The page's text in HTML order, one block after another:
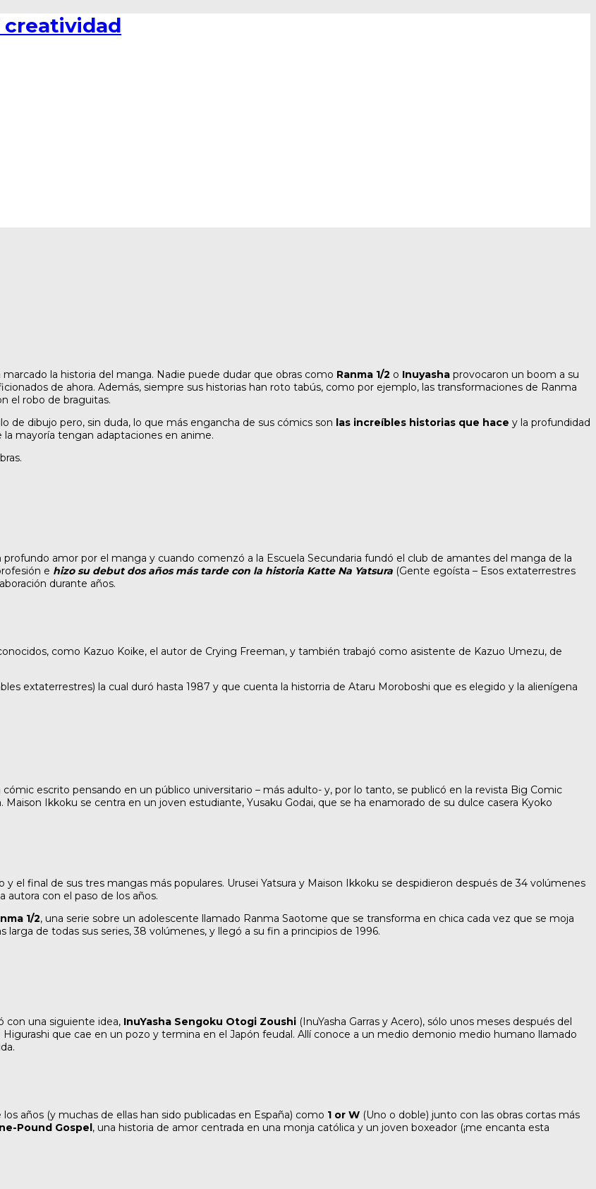
la historia del manga. Nadie puede dudar que obras como Ranma 1/2 o Inuyasha provocaron un boom a su
de ahora. Además, siempre sus historias han roto tabús, como por ejemplo, las transformaciones de Ranma
el robo de braguitas.
de dibujo pero, sin duda, lo que más engancha de sus cómics son las increíbles historias que hace y la profundidad
mayoría tengan adaptaciones en anime.
amor por el manga y cuando comenzó a la Escuela Secundaria fundó el club de amantes del manga de la
e hizo su debut dos años más tarde con la historia Katte Na Yatsura (Gente egoísta – Esos extaterrestres
durante años.
como Kazuo Koike, el autor de Crying Freeman, y también trabajó como asistente de Kazuo Umezu, de
extaterrestres) la cual duró hasta 1987 y que cuenta la historria de Ataru Moroboshi que es elegido y la alienígena
cómic escrito pensando en un público universitario – más adulto- y, por lo tanto, se publicó en la revista Big Comic
Maison Ikkoku se centra en un joven estudiante, Yusaku Godai, que se ha enamorado de su dulce casera Kyoko
el final de sus tres mangas más populares. Urusei Yatsura y Maison Ikkoku se despidieron después de 34 volúmenes
con el paso de los años.
1/2, una serie sobre un adolescente llamado Ranma Saotome que se transforma en chica cada vez que se moja
larga de todas sus series, 38 volúmenes, y llegó a su fin a principios de 1996.
con una siguiente idea, InuYasha Sengoku Otogi Zoushi (InuYasha Garras y Acero), sólo unos meses después del
que cae en un pozo y termina en el Japón feudal. Allí conoce a un medio demonio medio humano llamado
años (y muchas de ellas han sido publicadas en España) como 1 or W (Uno o doble) junto con las obras cortas más
Pound Gospel, una historia de amor centrada en una monja católica y un joven boxeador (¡me encanta esta